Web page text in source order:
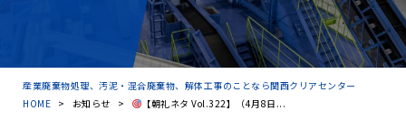
産業廃棄物処理、汚泥・混合廃棄物、解体工事のことなら関西クリアセンター
HOME > お知らせ > 【朝礼ネタ Vol.322】（4月8日...